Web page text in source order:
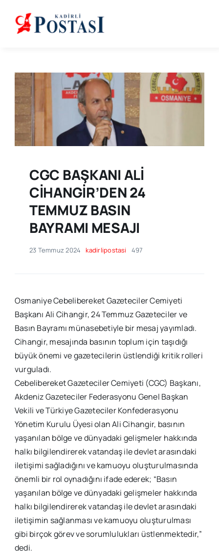
content
CGC BAŞKANI ALİ
CİHANGİR’DEN 24
TEMMUZ BASIN
BAYRAMI MESAJI
23 Temmuz 2024 kadirlipostasi 497
Osmaniye Cebelibereket Gazeteciler Cemiyeti
Başkanı Ali Cihangir, 24 Temmuz Gazeteciler ve
Basın Bayramı münasebetiyle bir mesaj yayımladı.
Cihangir, mesajında basının toplum için taşıdığı
büyük önemi ve gazetecilerin üstlendiği kritik rolleri
vurguladı.
Cebelibereket Gazeteciler Cemiyeti (CGC) Başkanı,
Akdeniz Gazeteciler Federasyonu Genel Başkan
Vekili ve Türkiye Gazeteciler Konfederasyonu
Yönetim Kurulu Üyesi olan Ali Cihangir, basının
yaşanılan bölge ve dünyadaki gelişmeler hakkında
halkı bilgilendirerek vatandaş ile devlet arasındaki
iletişimi sağladığını ve kamuoyu oluşturulmasında
önemli bir rol oynadığını ifade ederek; “Basın
yaşanılan bölge ve dünyadaki gelişmeler hakkında
halkı bilgilendirerek vatandaş ile devlet arasındaki
iletişimin sağlanması ve kamuoyu oluşturulması
gibi birçok görev ve sorumlulukları üstlenmektedir,”
dedi.